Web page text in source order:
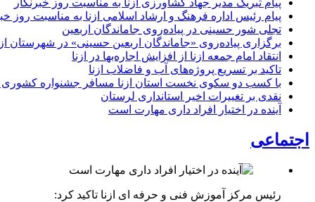
پیام رئیس اداره فرهنگ و ارشاد اسلامی ازنا به مناسبت روز
تجلی شور حسینی در پیاده‌روی جاماندگان اربعین
برگزاری پیاده‌روی «جاماندگان اربعین حسینی» در شهرستان
انتقاد امام جمعه ازنا از افزایش اجاره‌بها در ازنا
تاکید بر تسریع پروژه‌های آب و فاضلاب ازنا
با کسب دو سکوی نخست استان ازنا مسافر جشنواره کشوری
نقدی بر تغییرات اخیر استانداری لرستان
آینده در اختیار افراد داری مهارت است
اجتماعی
رئیس مرکز آموزش فنی و حرفه ای ازنا تاکید کرد: